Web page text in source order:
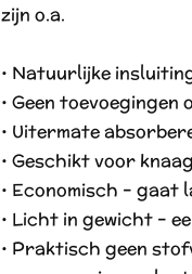
zijn o.a.
• Natuurlijke
• Geen toevoegingen
• Uitermate
• Geschikt voor
• Economisch – gaat
• Licht in gewicht –
• Praktisch geen